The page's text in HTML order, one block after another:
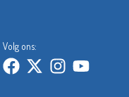
Volg ons: